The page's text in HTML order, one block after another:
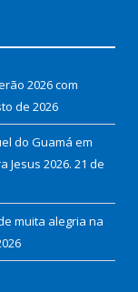
2026 com
de 2026
do Guamá em
Jesus 2026. 21 de
muita alegria na